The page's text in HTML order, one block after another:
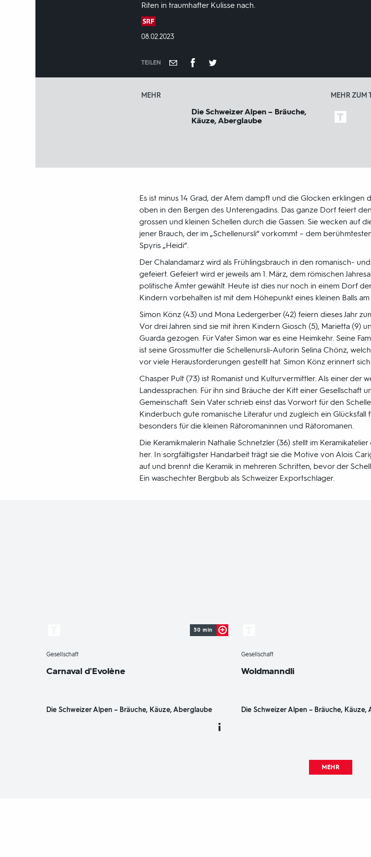
Riten in traumhafter Kulisse nach.
Produktionsland
und
DATUM:
08.02.2023
TEILEN
MEHR
Die Schweizer Alpen – Bräuche,
Käuze, Aberglaube
MEHR ZUM
Es ist minus 14 Grad, der Atem dampft und die Glocken
oben in den Bergen des Unterengadins. Das ganze Dorf feiert
grossen und kleinen Schellen durch die Gassen. Sie wecken auf
jener Brauch, der im „Schellenursli“ vorkommt – dem
Spyris „Heidi“.
Der Chalandamarz wird als Frühlingsbrauch in den romanisch-
gefeiert. Gefeiert wird er jeweils am 1. März, dem römischen
politische Ämter gewählt. Heute ist dies nur noch in einem Dorf
Kindern vorbehalten ist mit dem Höhepunkt eines kleinen Balls
Simon Könz (43) und Mona Ledergerber (42) feiern dieses Jahr
Vor drei Jahren sind sie mit ihren Kindern Giosch (5), Marietta (9)
Guarda gezogen. Für Vater Simon war es eine Heimkehr. Seine
ist seine Grossmutter die Schellenursli-Autorin Selina Chönz,
vor viele Herausforderungen gestellt hat. Simon Könz erinnert
Chasper Pult (73) ist Romanist und Kulturvermittler. Als einer der
Landessprachen. Für ihn sind Bräuche der Kitt einer Gesellschaft
Gemeinschaft. Sein Vater schrieb einst das Vorwort für den
Kinderbuch gute romanische Literatur und zugleich ein Glücksfall
besonders für die kleinen Rätoromaninnen und Rätoromanen.
Die Keramikmalerin Nathalie Schnetzler (36) stellt im
her. In sorgfältigster Handarbeit trägt sie die Motive von Alois
auf und brennt die Keramik in mehreren Schritten, bevor der
Ein waschechter Bergbub als Schweizer Exportschlager.
Gesellschaft-
Carnaval d'Evolène
Die Schweizer Alpen – Bräuche, Käuze, Aberglaube
50 min
Gesellschaft-
Woldmanndli
Die Schweizer Alpen – Bräuche, Käuze,
MEHR